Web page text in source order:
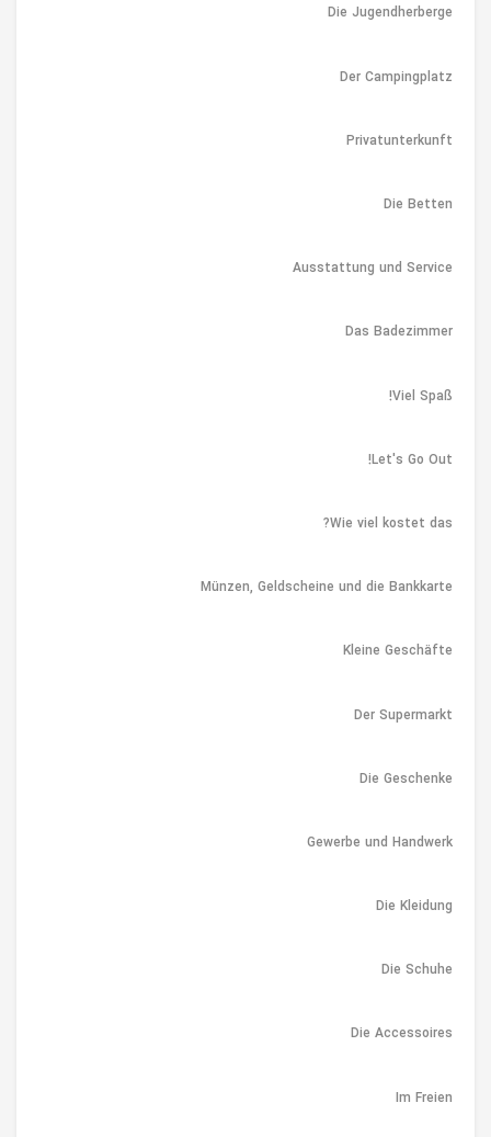
Die Jugendherberge
Der Campingplatz
Privatunterkunft
Die Betten
Ausstattung und Service
Das Badezimmer
Viel Spaß!
Let's Go Out!
Wie viel kostet das?
Münzen, Geldscheine und die Bankkarte
Kleine Geschäfte
Der Supermarkt
Die Geschenke
Gewerbe und Handwerk
Die Kleidung
Die Schuhe
Die Accessoires
Im Freien